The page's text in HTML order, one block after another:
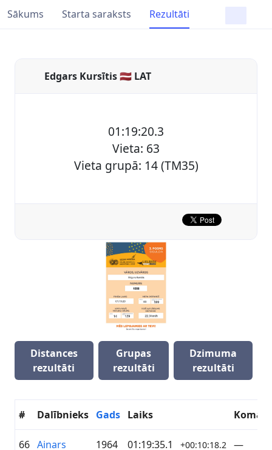
Sākums Starta saraksts Rezultāti
Edgars Kursītis 🇱🇻 LAT
01:19:20.3
Vieta: 63
Vieta grupā: 14 (TM35)
Distances
rezultāti
Grupas
rezultāti
Dzimuma
rezultāti
# Dalībnieks Gads Laiks
66 Ainars
1964 01:19:35.1 +00:10:18.2 —